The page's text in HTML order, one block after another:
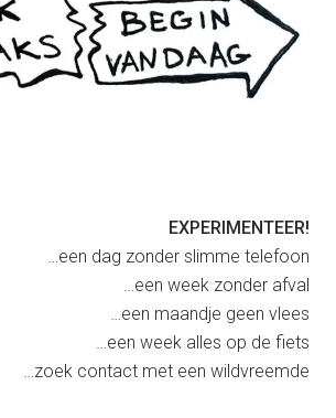
EXPERIMENTEER!
…een dag zonder slimme telefoon
…een week zonder afval
…een maandje geen vlees
…een week alles op de fiets
…zoek contact met een wildvreemde